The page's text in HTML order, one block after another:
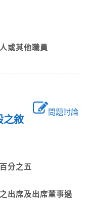
或其他職員
問題討論
之敘
百分之五
出席及出席董事過